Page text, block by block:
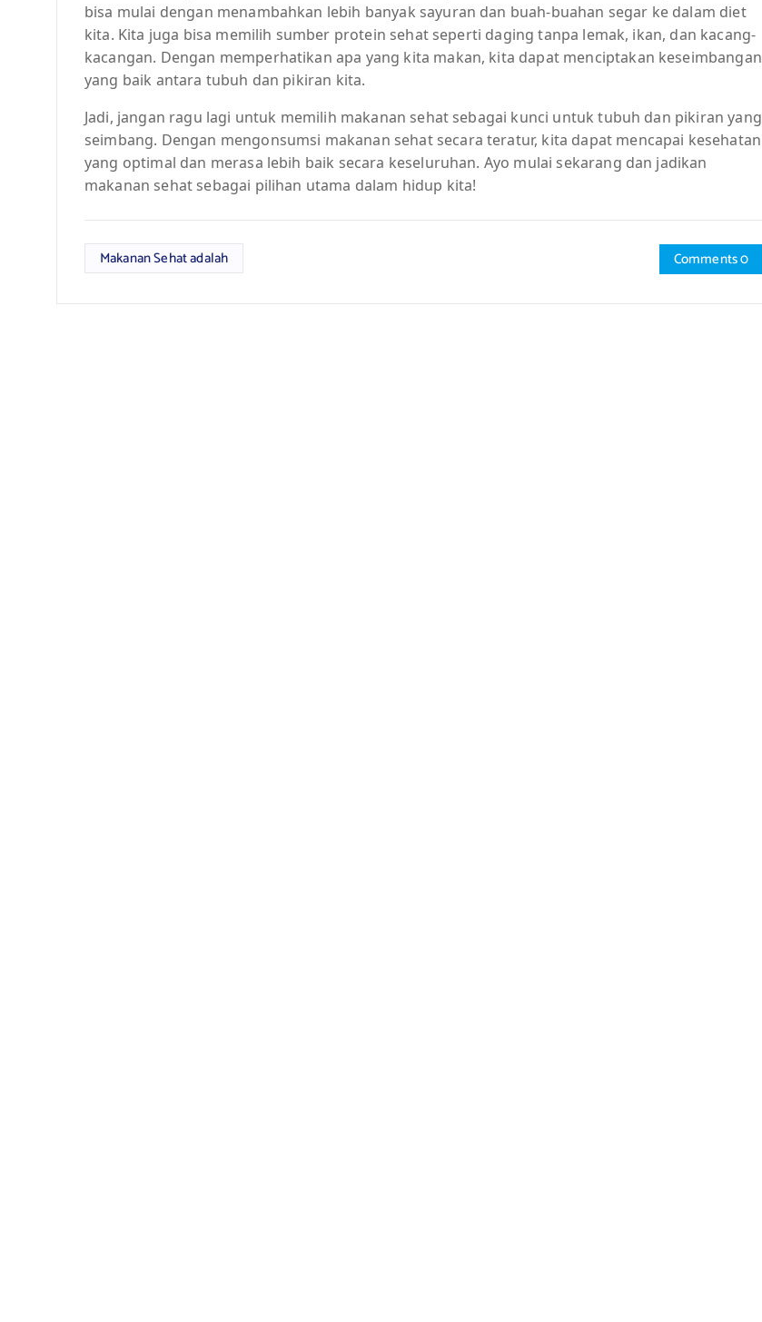
bisa mulai dengan menambahkan lebih banyak sayuran dan buah-buahan segar ke dalam diet
kita. Kita juga bisa memilih sumber protein sehat seperti daging tanpa lemak, ikan, dan kacang-
kacangan. Dengan memperhatikan apa yang kita makan, kita dapat menciptakan keseimbangan
yang baik antara tubuh dan pikiran kita.
Jadi, jangan ragu lagi untuk memilih makanan sehat sebagai kunci untuk tubuh dan pikiran yang
seimbang. Dengan mengonsumsi makanan sehat secara teratur, kita dapat mencapai kesehatan
yang optimal dan merasa lebih baik secara keseluruhan. Ayo mulai sekarang dan jadikan
makanan sehat sebagai pilihan utama dalam hidup kita!
Makanan Sehat adalah Comments 0